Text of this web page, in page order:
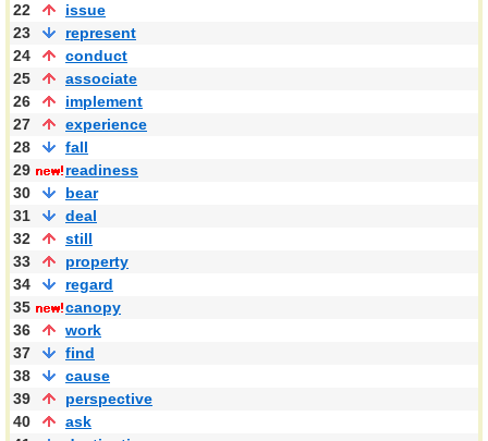
22
issue
23
represent
24
conduct
25
associate
26
implement
27
experience
28
fall
29
readiness
30
bear
31
deal
32
still
33
property
34
regard
35
canopy
36
work
37
find
38
cause
39
perspective
40
ask